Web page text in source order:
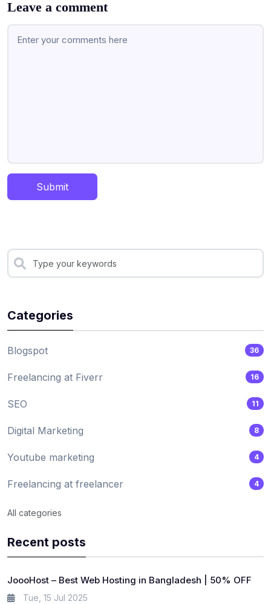
Leave a comment
Submit
Categories
Blogspot 36
Freelancing at Fiverr 16
SEO 11
Digital Marketing 8
Youtube marketing 4
Freelancing at freelancer 4
All categories
Recent posts
JoooHost – Best Web Hosting in Bangladesh | 50% OFF
Tue, 15 Jul 2025